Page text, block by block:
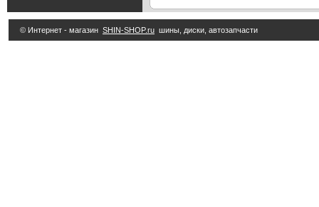
© Интернет - магазин SHIN-SHOP.ru шины, диски, автозапчасти